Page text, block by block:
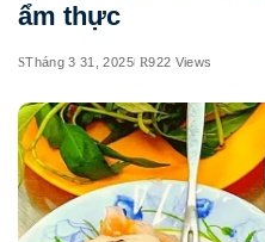
ẩm thực
Tháng 3 31, 2025 922 Views